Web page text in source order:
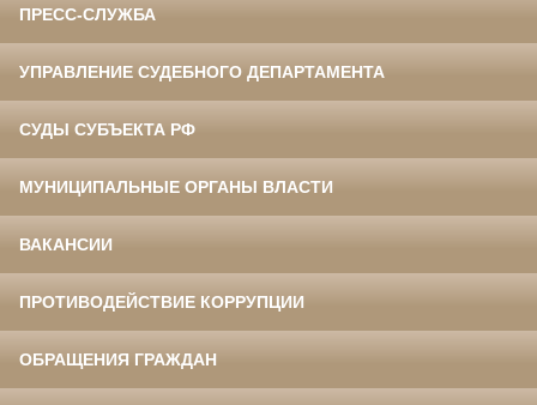
ПРЕСС-СЛУЖБА
УПРАВЛЕНИЕ СУДЕБНОГО ДЕПАРТАМЕНТА
СУДЫ СУБЪЕКТА РФ
МУНИЦИПАЛЬНЫЕ ОРГАНЫ ВЛАСТИ
ВАКАНСИИ
ПРОТИВОДЕЙСТВИЕ КОРРУПЦИИ
ОБРАЩЕНИЯ ГРАЖДАН